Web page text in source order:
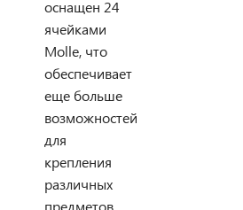
оснащен 24
ячейками
Molle, что
обеспечивает
еще больше
возможностей
для
крепления
различных
предметов.